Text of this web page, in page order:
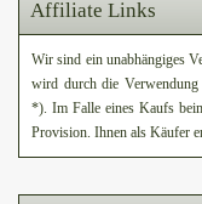
Affiliate Links
Wir sind ein unabhängiges
wird durch die
*). Im Falle eines Kaufs
Provision. Ihnen als Käufer